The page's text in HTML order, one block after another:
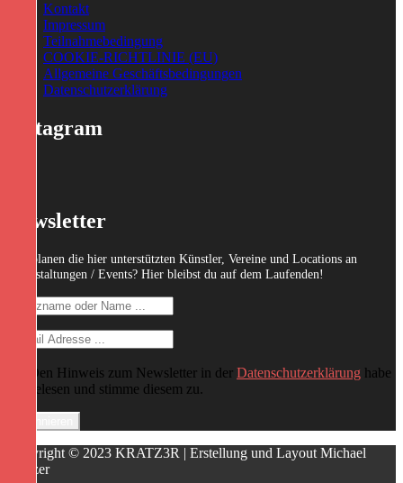
Kontakt
Impressum
Teilnahmebedingung
COOKIE-RICHTLINIE (EU)
Allgemeine Geschäftsbedingungen
Datenschutzerklärung
Instagram
Newsletter
Was planen die hier unterstützten Künstler, Vereine und Locations an
Veranstaltungen / Events? Hier bleibst du auf dem Laufenden!
Den Hinweis zum Newsletter in der Datenschutzerklärung habe
ich gelesen und stimme diesem zu.
Copyright © 2023 KRATZ3R | Erstellung und Layout Michael
Kratzer